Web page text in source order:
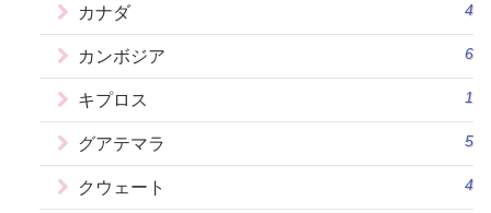
カナダ 4
カンボジア 6
キプロス 1
グアテマラ 5
クウェート 4